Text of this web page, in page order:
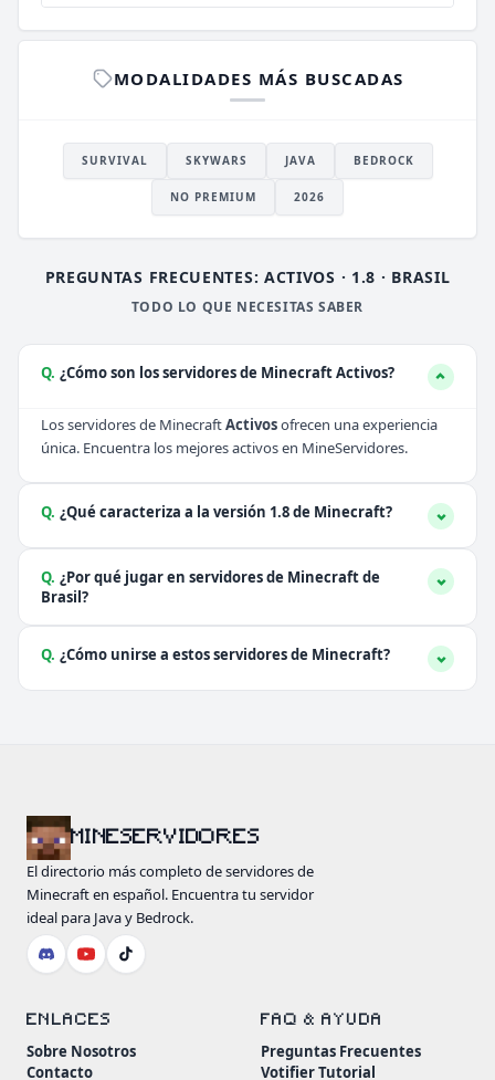
MODALIDADES MÁS BUSCADAS
SURVIVAL SKYWARS JAVA BEDROCK
NO PREMIUM 2026
PREGUNTAS FRECUENTES: ACTIVOS · 1.8 · BRASIL
TODO LO QUE NECESITAS SABER
Q. ¿Cómo son los servidores de Minecraft Activos?
Los servidores de MinecraftActivosofrecen una experiencia
única. Encuentra los mejores activos en MineServidores.
Q. ¿Qué caracteriza a la versión 1.8 de Minecraft?
Q. ¿Por qué jugar en servidores de Minecraft de
Brasil?
Q. ¿Cómo unirse a estos servidores de Minecraft?
MINESERVIDORES
El directorio más completo de servidores de
Minecraft en español. Encuentra tu servidor
ideal para Java y Bedrock.
ENLACES
Sobre Nosotros
Contacto
FAQ & AYUDA
Preguntas Frecuentes
Votifier Tutorial